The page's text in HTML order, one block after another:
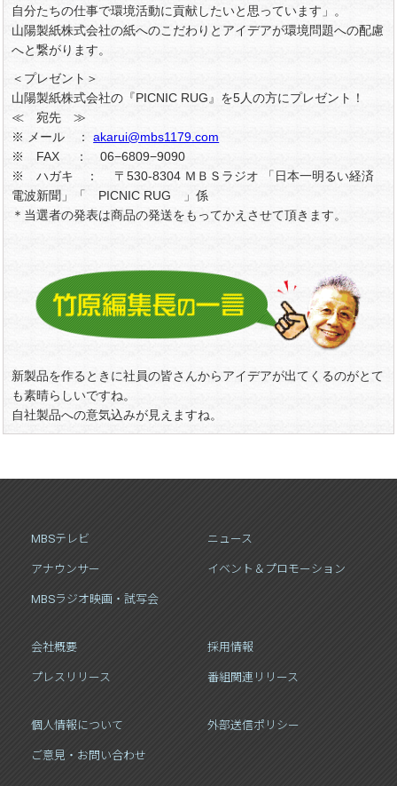
自分たちの仕事で環境活動に貢献したいと思っています」。
山陽製紙株式会社の紙へのこだわりとアイデアが環境問題への配慮
へと繋がります。
＜プレゼント＞
山陽製紙株式会社の『PICNIC RUG』を5人の方にプレゼント！
≪ 宛先 ≫
※ メール ：akarui@mbs1179.com
※ FAX ： 06−6809−9090
※ ハガキ ： 〒530-8304 ＭＢＳラジオ 「日本一明るい経済
電波新聞」「 PICNIC RUG 」係
＊当選者の発表は商品の発送をもってかえさせて頂きます。
新製品を作るときに社員の皆さんからアイデアが出てくるのがとて
も素晴らしいですね。
自社製品への意気込みが見えますね。
MBSテレビ ニュース
アナウンサー イベント＆プロモーション
MBSラジオ映画・試写会
会社概要 採用情報
プレスリリース 番組関連リリース
個人情報について 外部送信ポリシー
ご意見・お問い合わせ